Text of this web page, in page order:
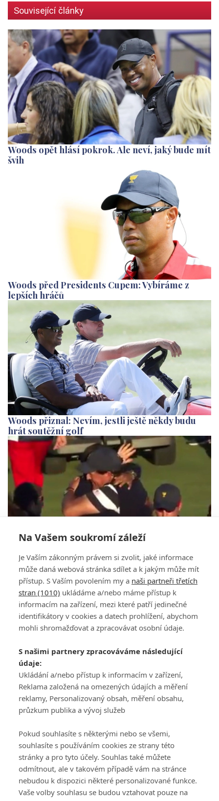
Na Vašem soukromí záleží
Je Vaším zákonným právem si zvolit, jaké informace
může daná webová stránka sdílet a k jakým může mít
přístup. S Vaším povolením my a naši partneři třetích
stran (1010) ukládáme a/nebo máme přístup k
informacím na zařízení, mezi které patří jedinečné
identifikátory v cookies a datech prohlížení, abychom
mohli shromažďovat a zpracovávat osobní údaje.
S našimi partnery zpracováváme následující
údaje:
Ukládání a/nebo přístup k informacím v zařízení,
Reklama založená na omezených údajích a měření
reklamy, Personalizovaný obsah, měření obsahu,
průzkum publika a vývoj služeb
Pokud souhlasíte s některými nebo se všemi,
souhlasíte s používáním cookies ze strany této
stránky a pro tyto účely. Souhlas také můžete
odmítnout, ale v takovém případě vám na stránce
nebudou k dispozici některé personalizované funkce.
Vaše volby souhlasu se budou vztahovat pouze na
Související články
Woods opět hlásí pokrok. Ale neví, jaký bude mít
švih
Woods před Presidents Cupem: Vybíráme z
lepších hráčů
Woods přiznal: Nevím, jestli ještě někdy budu
hrát soutěžní golf
VIDEO: Woods chlapsky objal vítězného
Mickelsona
Všeobecné obchodní
podmínky služby
GolfExtra.cz Premium
Podmínky zpracování
osobních údajů při
GolfExtra
Ceník GolfExtra.cz
Premium
Doporučené odkazy
ATV CZ, s.r.o.
140 00 Praha 4